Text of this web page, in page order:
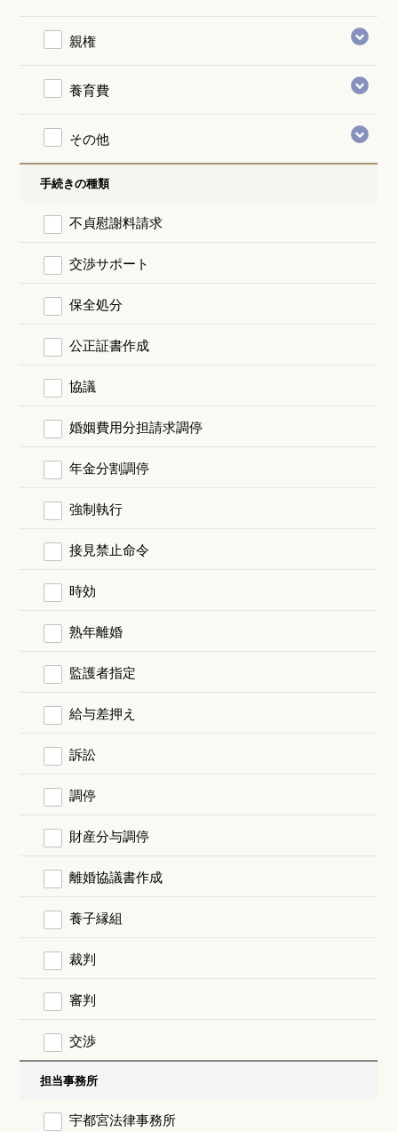
親権
養育費
その他
手続きの種類
不貞慰謝料請求
交渉サポート
保全処分
公正証書作成
協議
婚姻費用分担請求調停
年金分割調停
強制執行
接見禁止命令
時効
熟年離婚
監護者指定
給与差押え
訴訟
調停
財産分与調停
離婚協議書作成
養子縁組
裁判
審判
交渉
担当事務所
宇都宮法律事務所